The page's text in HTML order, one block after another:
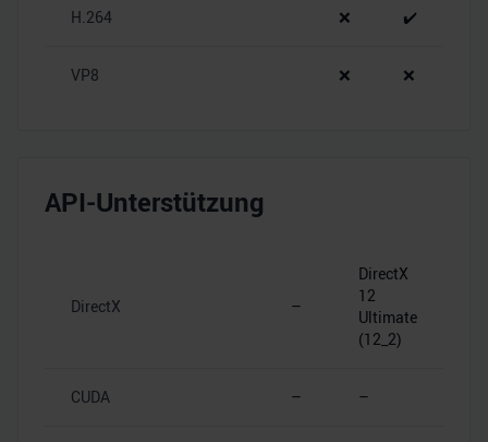
H.264 ❌ ✔️
VP8 ❌ ❌
API-Unterstützung
DirectX –
DirectX
12
Ultimate
(12_2)
CUDA – –